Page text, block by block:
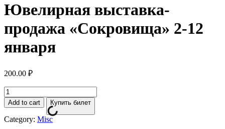
Ювелирная выставка-
продажа «Сокровища» 2-12
января
200.00 ₽
Ювелирная
выставка-
продажа
"Сокровища"
Add to cart Купить билет
Category: Misc